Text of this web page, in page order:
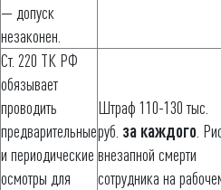
— допуск
незаконен.
Ст. 220 ТК РФ
обязывает
проводить
предварительные
и периодические
осмотры для
Штраф 110-130 тыс.
руб. за каждого .
внезапной смерти
сотрудника на